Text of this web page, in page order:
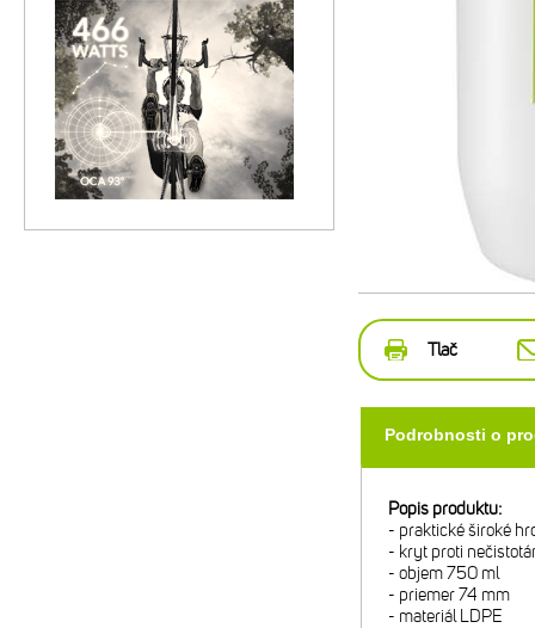
Tlač
Podrobnosti o
Popis produktu:
- praktické široké
- kryt proti
- objem 750 ml
- priemer 74 mm
- materiál LDPE